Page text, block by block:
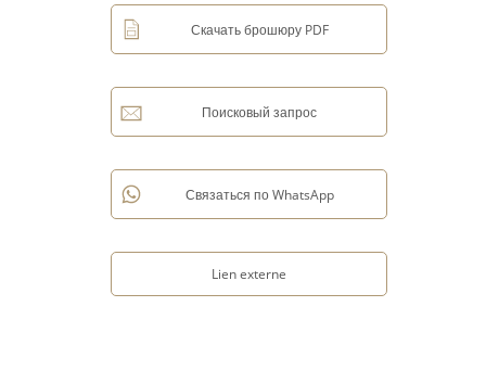
Скачать брошюру PDF
Поисковый запрос
Связаться по WhatsApp
Lien externe